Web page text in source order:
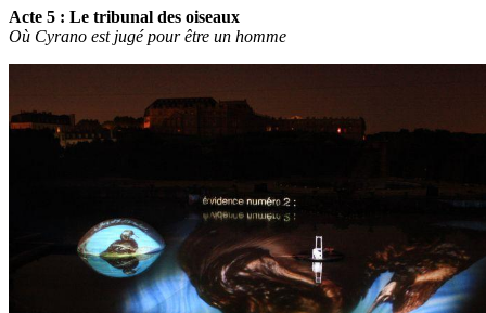
Acte 5 : Le tribunal des oiseaux
Où Cyrano est jugé pour être un homme